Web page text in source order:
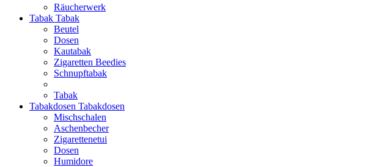
Räucherwerk
Tabak Tabak
Beutel
Dosen
Kautabak
Zigaretten Beedies
Schnupftabak
Tabak
Tabakdosen Tabakdosen
Mischschalen
Aschenbecher
Zigarettenetui
Dosen
Humidore